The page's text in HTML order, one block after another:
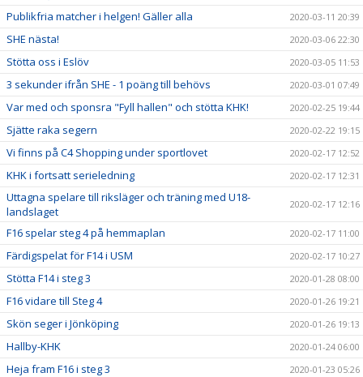
Publikfria matcher i helgen! Gäller alla 2020-03-11 20:39
SHE nästa! 2020-03-06 22:30
Stötta oss i Eslöv 2020-03-05 11:53
3 sekunder ifrån SHE - 1 poäng till behövs 2020-03-01 07:49
Var med och sponsra "Fyll hallen" och stötta KHK! 2020-02-25 19:44
Sjätte raka segern 2020-02-22 19:15
Vi finns på C4 Shopping under sportlovet 2020-02-17 12:52
KHK i fortsatt serieledning 2020-02-17 12:31
Uttagna spelare till riksläger och träning med U18-
landslaget
2020-02-17 12:16
F16 spelar steg 4 på hemmaplan 2020-02-17 11:00
Färdigspelat för F14 i USM 2020-02-17 10:27
Stötta F14 i steg 3 2020-01-28 08:00
F16 vidare till Steg 4 2020-01-26 19:21
Skön seger i Jönköping 2020-01-26 19:13
Hallby-KHK 2020-01-24 06:00
Heja fram F16 i steg 3 2020-01-23 05:26